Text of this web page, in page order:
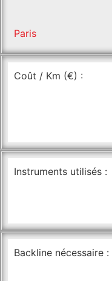
Paris
Coût / Km (€) :
Instruments utilisés :
Backline nécessaire :